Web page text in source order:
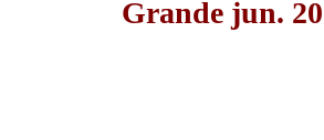
Grande jun.